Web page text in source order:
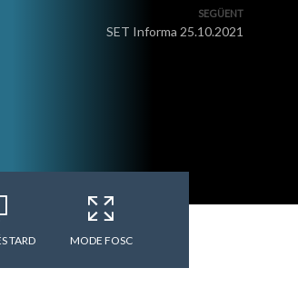
SEGÜENT
SET Informa 25.10.2021
TARD MODE FOSC